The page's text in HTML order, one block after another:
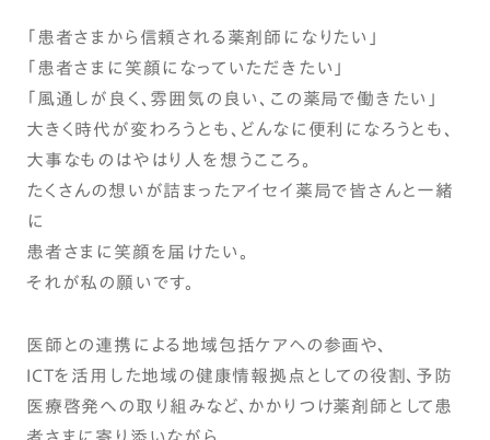
「患者さまから信頼される薬剤師になりたい」
「患者さまに笑顔になっていただきたい」
「風通しが良く、雰囲気の良い、この薬局で働きたい」
大きく時代が変わろうとも、どんなに便利になろうとも、
大事なものはやはり人を想うこころ。
たくさんの想いが詰まったアイセイ薬局で皆さんと一緒
に
患者さまに笑顔を届けたい。
それが私の願いです。
医師との連携による地域包括ケアヘの参画や、
ICTを活用した地域の健康情報拠点としての役割、予防
医療啓発への取り組みなど、かかりつけ薬剤師として患